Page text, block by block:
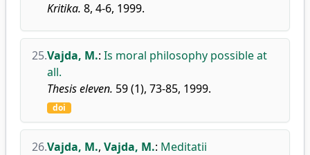
Kritika. 8, 4-6, 1999.
25.Vajda, M.: Is moral philosophy possible at
all.
Thesis eleven. 59 (1), 73-85, 1999.
doi
26.Vajda, M., Vajda, M.: Meditatii